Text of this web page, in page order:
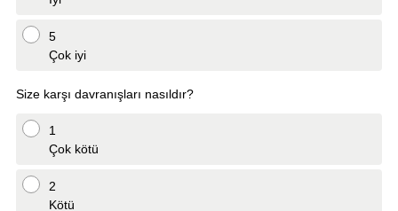
5
Çok iyi
Size karşı davranışları nasıldır?
1
Çok kötü
2
Kötü